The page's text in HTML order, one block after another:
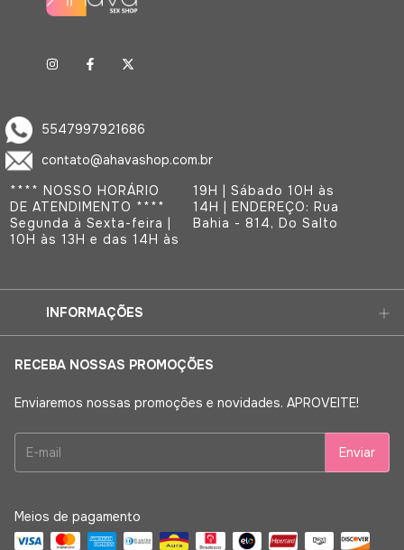
5547997921686
contato@ahavashop.com.br
**** NOSSO HORÁRIO
DE ATENDIMENTO ****
Segunda à Sexta-feira |
10H às 13H e das 14H às
19H | Sábado 10H às
14H | ENDEREÇO: Rua
Bahia - 814, Do Salto
INFORMAÇÕES
RECEBA NOSSAS PROMOÇÕES
Enviaremos nossas promoções e novidades. APROVEITE!
Meios de pagamento